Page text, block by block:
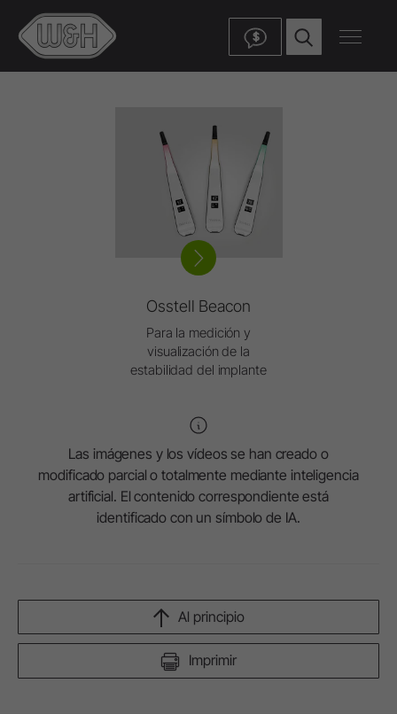
$
Osstell Beacon
Para la medición y
visualización de la
estabilidad del implante
Las imágenes y los vídeos se han creado o
modificado parcial o totalmente mediante inteligencia
artificial. El contenido correspondiente está
identificado con un símbolo de IA.
Imprimir
Al principio